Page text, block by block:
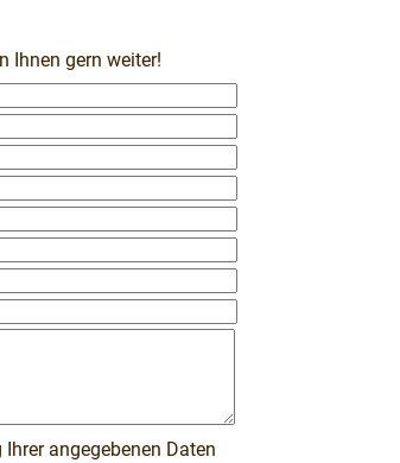
Ihnen gern weiter!
angegebenen Daten